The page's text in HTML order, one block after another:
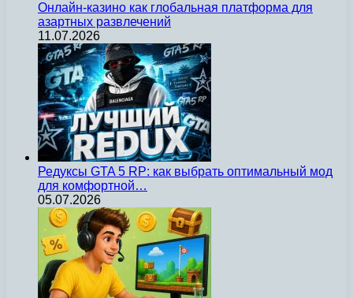
Онлайн-казино как глобальная платформа для
азартных развлечений
11.07.2026
Редуксы GTA 5 RP: как выбрать оптимальный мод
для комфортной…
05.07.2026